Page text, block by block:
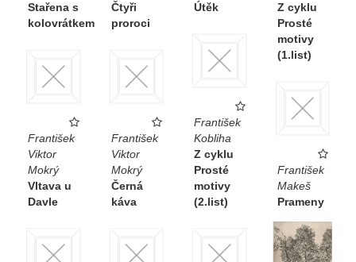
Stařena s
kolovrátkem
Čtyři
proroci
Útěk
Z cyklu
Prosté
motivy
(1.list)
František
Kobliha
Z cyklu
Prosté
motivy
(2.list)
František
Viktor
Mokrý
Vltava u
Davle
František
Viktor
Mokrý
Černá
káva
František
Makeš
Prameny